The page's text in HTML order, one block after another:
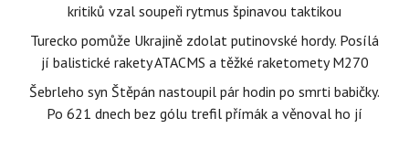
kritiků vzal soupeři rytmus špinavou taktikou
Turecko pomůže Ukrajině zdolat putinovské hordy. Posílá
jí balistické rakety ATACMS a těžké raketomety M270
Šebrleho syn Štěpán nastoupil pár hodin po smrti babičky.
Po 621 dnech bez gólu trefil přímák a věnoval ho jí